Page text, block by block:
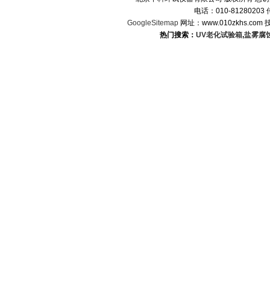
电话：010-81280203
GoogleSitemap 网址：www.010zkhs.com
热门搜索： UV老化试验箱,盐雾腐